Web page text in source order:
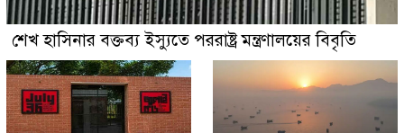
শেখ হাসিনার বক্তব্য ইস্যুতে পররাষ্ট্র মন্ত্রণালয়ের বিবৃতি